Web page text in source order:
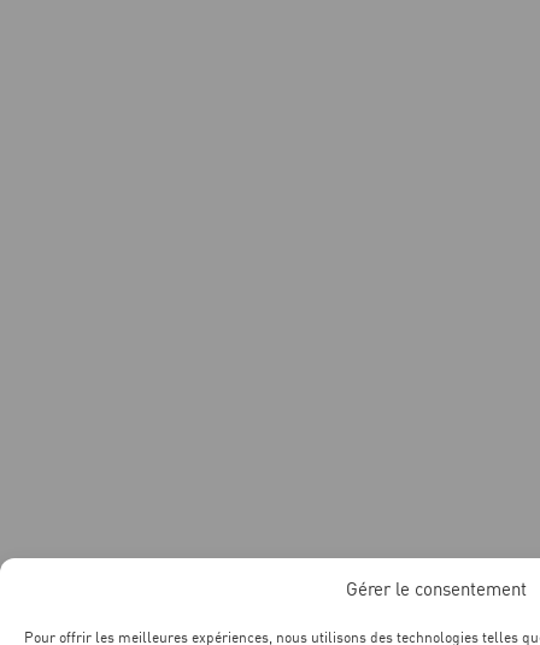
Gérer le consentement
Pour offrir les meilleures expériences, nous utilisons des technologies telles